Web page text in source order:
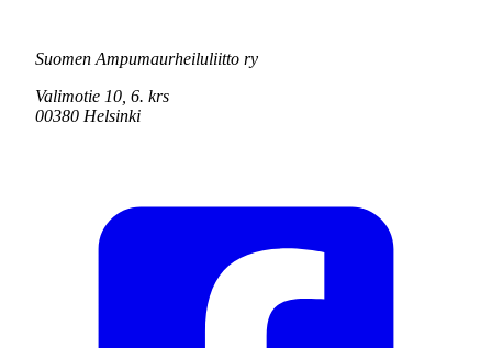
Suomen Ampumaurheiluliitto ry
Valimotie 10, 6. krs
00380 Helsinki